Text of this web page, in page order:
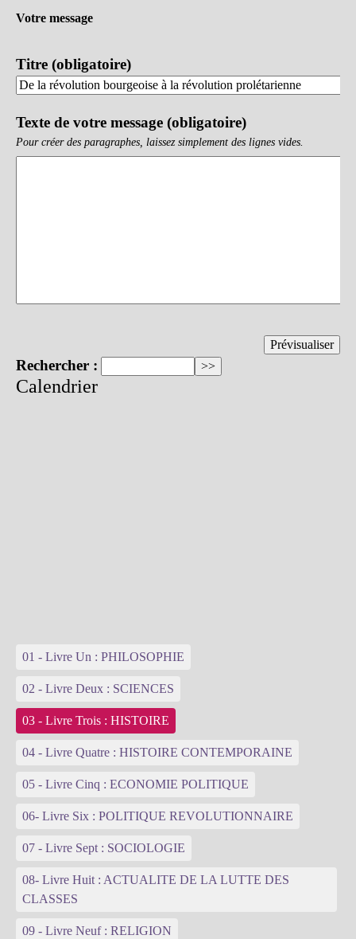
Votre message
Titre (obligatoire)
Texte de votre message (obligatoire)
Pour créer des paragraphes, laissez simplement des lignes vides.
Rechercher :
Calendrier
01 - Livre Un : PHILOSOPHIE
02 - Livre Deux : SCIENCES
03 - Livre Trois : HISTOIRE
04 - Livre Quatre : HISTOIRE CONTEMPORAINE
05 - Livre Cinq : ECONOMIE POLITIQUE
06- Livre Six : POLITIQUE REVOLUTIONNAIRE
07 - Livre Sept : SOCIOLOGIE
08- Livre Huit : ACTUALITE DE LA LUTTE DES
CLASSES
09 - Livre Neuf : RELIGION